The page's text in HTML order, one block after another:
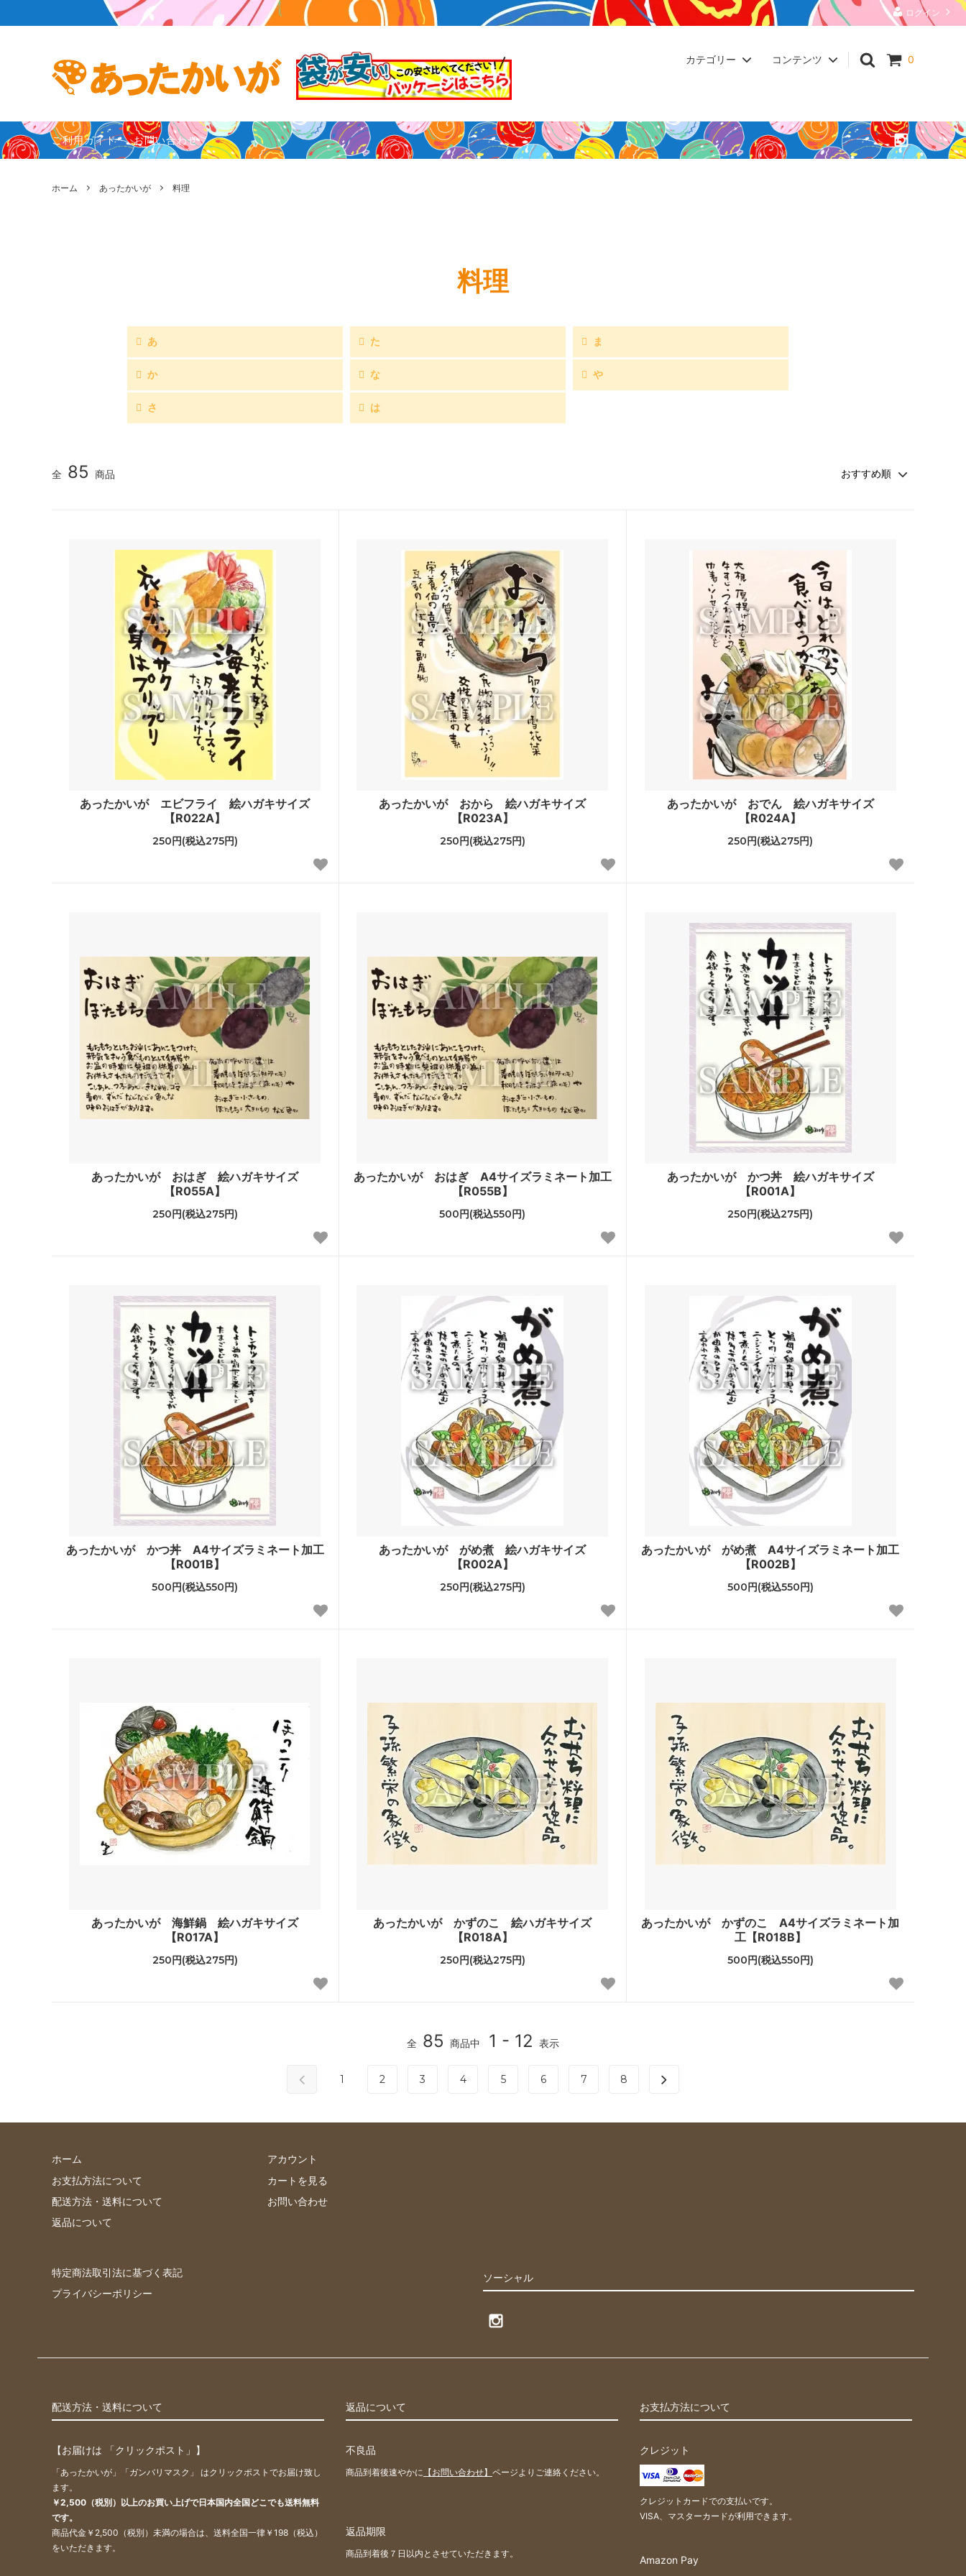
ログイン
0
カテゴリー コンテンツ
ご利用ガイド お問い合わせ
ホーム あったかいが 料理
料理
あ
か
さ
た
な
は
ま
や
全 85 商品
あったかいが エビフライ 絵ハガキサイズ
【R022A】
250円(税込275円)
あったかいが おから 絵ハガキサイズ
【R023A】
250円(税込275円)
あったかいが おでん 絵ハガキサイズ
【R024A】
250円(税込275円)
あったかいが おはぎ 絵ハガキサイズ
【R055A】
250円(税込275円)
あったかいが おはぎ A4サイズラミネート加工
【R055B】
500円(税込550円)
あったかいが かつ丼 絵ハガキサイズ
【R001A】
250円(税込275円)
あったかいが かつ丼 A4サイズラミネート加工
【R001B】
500円(税込550円)
あったかいが がめ煮 絵ハガキサイズ
【R002A】
250円(税込275円)
あったかいが がめ煮 A4サイズラミネート加工
【R002B】
500円(税込550円)
あったかいが 海鮮鍋 絵ハガキサイズ
【R017A】
250円(税込275円)
あったかいが かずのこ 絵ハガキサイズ
【R018A】
250円(税込275円)
あったかいが かずのこ A4サイズラミネート加
工【R018B】
500円(税込550円)
全 85 商品中 1 - 12 表示
1 2 3 4 5 6 7 8
ホーム
お支払方法について
配送方法・送料について
返品について
アカウント
カートを見る
お問い合わせ
ソーシャル
特定商法取引法に基づく表記
プライバシーポリシー
配送方法・送料について
【お届けは 「クリックポスト」】
「あったかいが」「ガンバリマスク」 はクリックポストでお届け致し
ます。
￥2,500（税別）以上のお買い上げで日本国内全国どこでも送料無料
です。
商品代金￥2,500（税別）未満の場合は、送料全国一律￥198（税込）
をいただきます。
返品について
不良品
商品到着後速やかに 【お問い合わせ】 ページよりご連絡ください。
返品期限
商品到着後７日以内とさせていただきます。
お支払方法について
クレジット
クレジットカードでの支払いです。
VISA、マスターカードが利用できます。
Amazon Pay